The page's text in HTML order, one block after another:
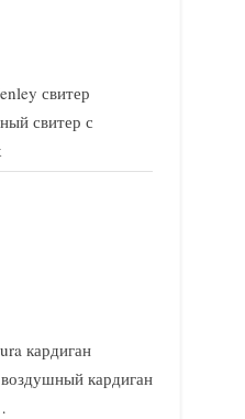
свитер
свитер с
кардиган
кардиган